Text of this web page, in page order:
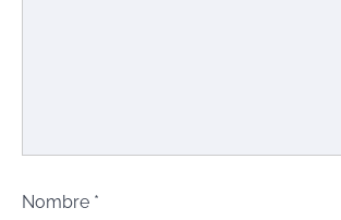
Nombre *